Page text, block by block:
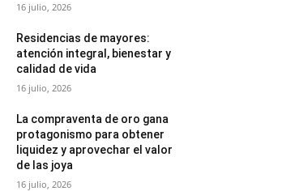
16 julio, 2026
Residencias de mayores:
atención integral, bienestar y
calidad de vida
16 julio, 2026
La compraventa de oro gana
protagonismo para obtener
liquidez y aprovechar el valor
de las joya
16 julio, 2026